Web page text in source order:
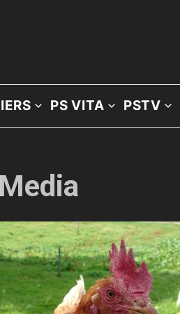
PS VITA PSTV